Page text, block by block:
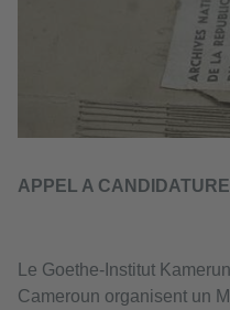
APPEL A CANDIDATURE
Le Goethe-Institut
Cameroun organisent un